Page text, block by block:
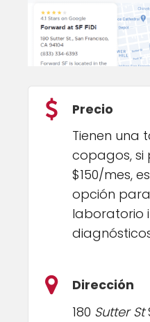
Precio
Tienen una
copagos, si
$150/mes,
opción
laboratorio
Dirección
180 Sutter St